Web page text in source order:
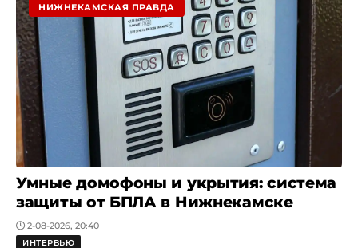
НИЖНЕКАМСКАЯ ПРАВДА
Умные домофоны и укрытия: система
защиты от БПЛА в Нижнекамске
2-08-2026, 20:40
ИНТЕРВЬЮ